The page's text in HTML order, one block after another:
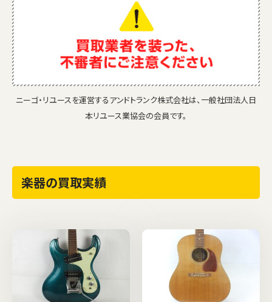
ニーゴ・リユースを運営するアンドトランク株式会社は、一般社団法人日
本リユース業協会の会員です。
楽器の買取実績